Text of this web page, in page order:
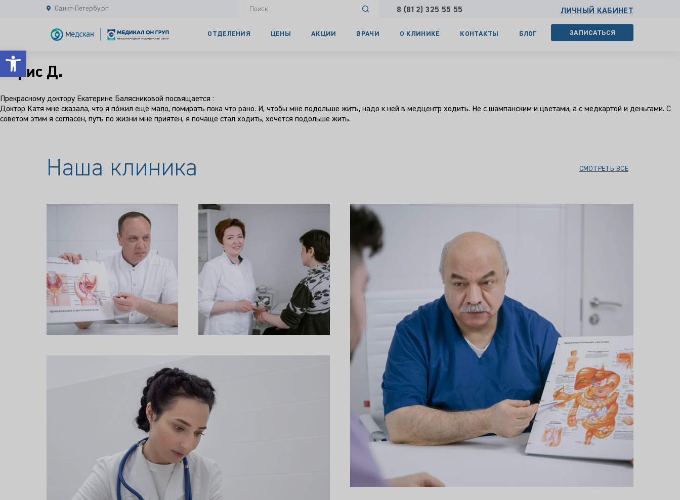
Открыть панель инструментов
Санкт-Петербург 8 (812) 325 55 55 ЛИЧНЫЙ КАБИНЕТ
ОТДЕЛЕНИЯ ЦЕНЫ АКЦИИ ВРАЧИ О КЛИНИКЕ КОНТАКТЫ БЛОГ ЗАПИСАТЬСЯ
Борис Д.
Прекрасному доктору Екатерине Балясниковой посвящается :
Доктор Катя мне сказала, что я пóжил ещё мало, помирать пока что рано. И, чтобы мне подольше жить, надо к ней в медцентр ходить. Не с шампанским и цветами, а с медкартой и деньгами. С
советом этим я согласен, путь по жизни мне приятен, я почаще стал ходить, хочется подольше жить.
Наша клиника СМОТРЕТЬ ВСЕ